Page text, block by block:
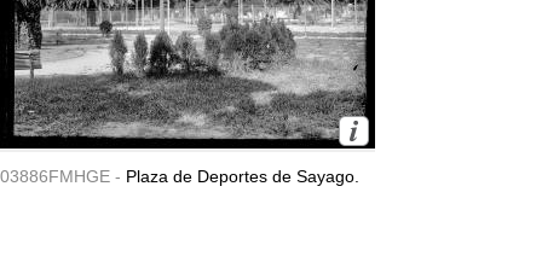
03886FMHGE - Plaza de Deportes de Sayago.